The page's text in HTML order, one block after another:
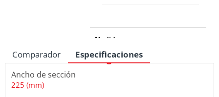
Medidas
Comparador Especificaciones
Ancho de sección
225 (mm)